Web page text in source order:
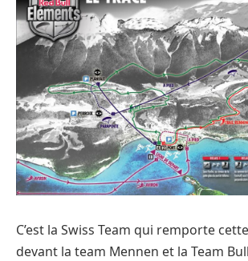
C’est la Swiss Team qui remporte
devant la team Mennen et la Team